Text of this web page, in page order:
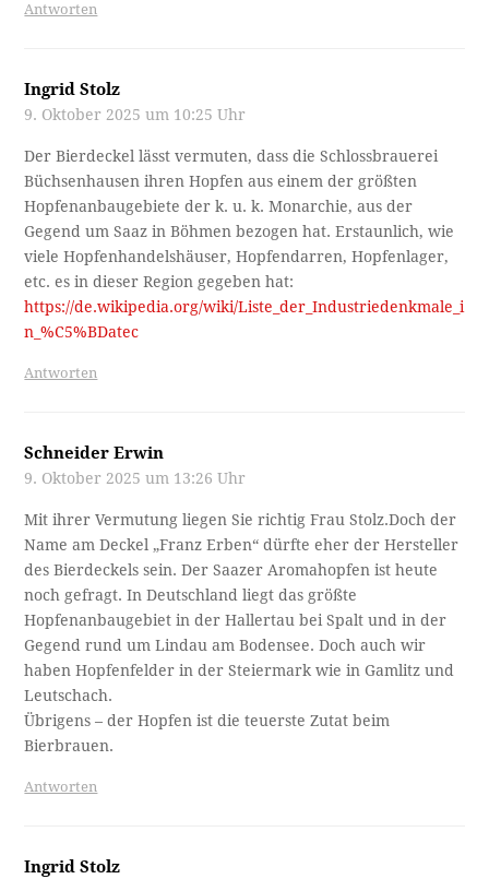
Antworten
Ingrid Stolz
9. Oktober 2025 um 10:25 Uhr
Der Bierdeckel lässt vermuten, dass die Schlossbrauerei
Büchsenhausen ihren Hopfen aus einem der größten
Hopfenanbaugebiete der k. u. k. Monarchie, aus der
Gegend um Saaz in Böhmen bezogen hat. Erstaunlich, wie
viele Hopfenhandelshäuser, Hopfendarren, Hopfenlager,
etc. es in dieser Region gegeben hat:
https://de.wikipedia.org/wiki/Liste_der_Industriedenkmale_i
n_%C5%BDatec
Antworten
Schneider Erwin
9. Oktober 2025 um 13:26 Uhr
Mit ihrer Vermutung liegen Sie richtig Frau Stolz.Doch der
Name am Deckel „Franz Erben“ dürfte eher der Hersteller
des Bierdeckels sein. Der Saazer Aromahopfen ist heute
noch gefragt. In Deutschland liegt das größte
Hopfenanbaugebiet in der Hallertau bei Spalt und in der
Gegend rund um Lindau am Bodensee. Doch auch wir
haben Hopfenfelder in der Steiermark wie in Gamlitz und
Leutschach.
Übrigens – der Hopfen ist die teuerste Zutat beim
Bierbrauen.
Antworten
Ingrid Stolz